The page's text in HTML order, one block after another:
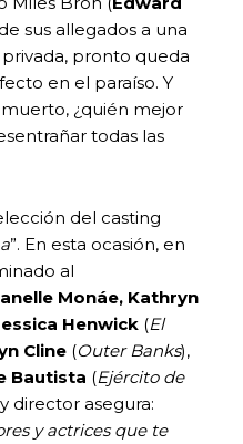
sus allegados a una
pronto queda
en el paraíso. Y
¿quién mejor
todas las
del casting
”. En esta ocasión, en
al
Monáe, Kathryn
Henwick (El
Cline (Outer Banks),
Bautista (Ejército de
director asegura:
y actrices que te